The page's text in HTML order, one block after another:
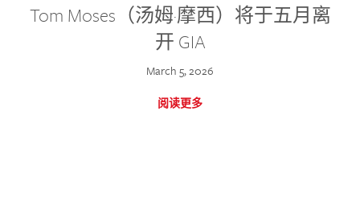
Tom Moses（汤姆·摩西）将于五月离
开 GIA
March 5, 2026
阅读更多